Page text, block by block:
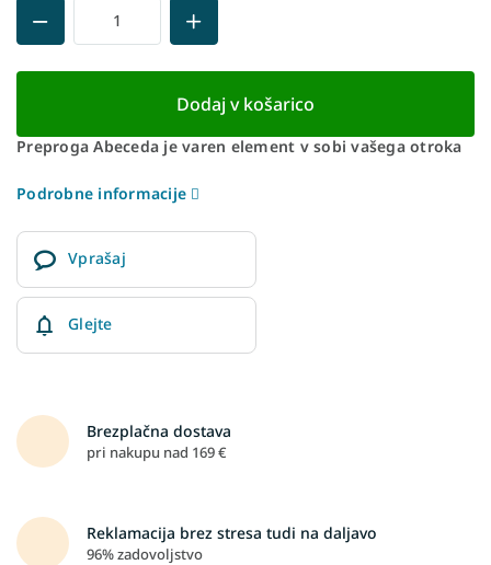
Dodaj v košarico
Preproga Abeceda je varen element v sobi vašega otroka
Podrobne informacije
Vprašaj
Glejte
Brezplačna dostava
pri nakupu nad 169 €
Reklamacija brez stresa tudi na daljavo
96% zadovoljstvo